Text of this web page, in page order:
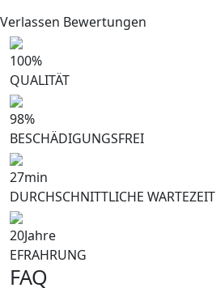
Verlassen Bewertungen
100%
QUALITÄT
98%
BESCHÄDIGUNGSFREI
27min
DURCHSCHNITTLICHE WARTEZEIT
20Jahre
EFRAHRUNG
FAQ